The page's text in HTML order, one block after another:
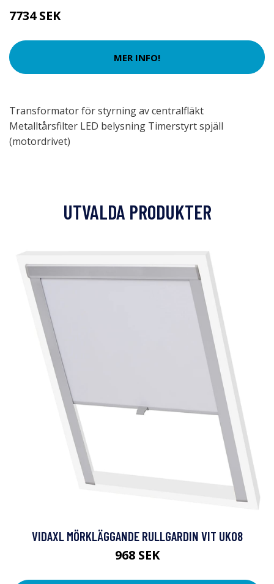
7734 SEK
MER INFO!
Transformator för styrning av centralfläkt
Metalltårsfilter LED belysning Timerstyrt spjäll
(motordrivet)
UTVALDA PRODUKTER
VIDAXL MÖRKLÄGGANDE RULLGARDIN VIT UK08
968 SEK